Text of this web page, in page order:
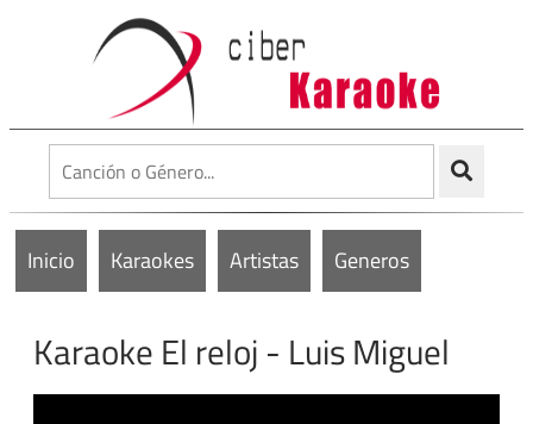
Inicio Karaokes Artistas Generos
Karaoke El reloj - Luis Miguel